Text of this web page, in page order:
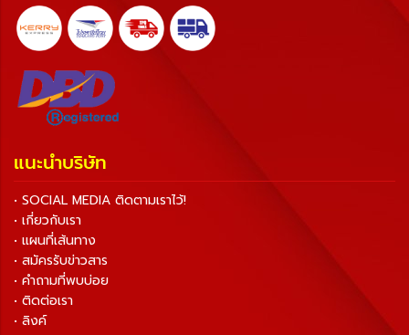
แนะนำบริษัท
• SOCIAL MEDIA ติดตามเราไว้!
• เกี่ยวกับเรา
• แผนที่เส้นทาง
• สมัครรับข่าวสาร
• คำถามที่พบบ่อย
• ติดต่อเรา
• ลิงค์